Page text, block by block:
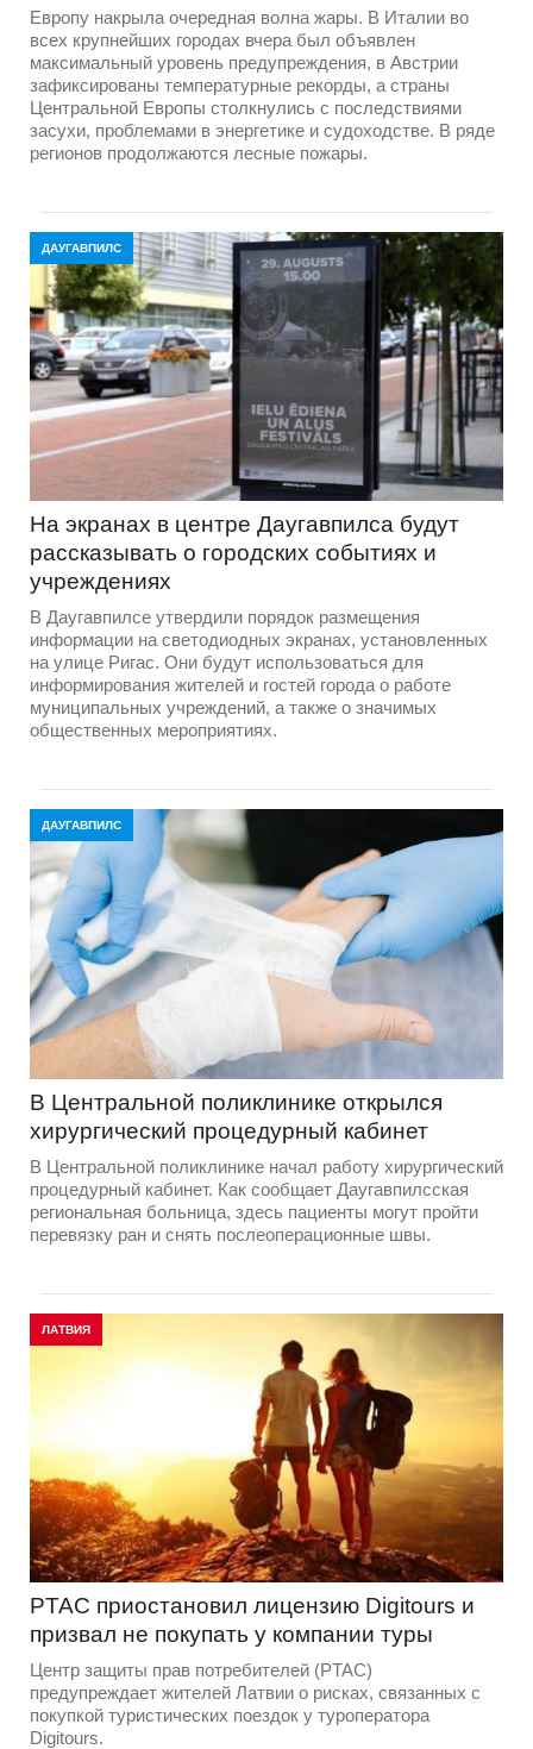
Европу накрыла очередная волна жары. В Италии во
всех крупнейших городах вчера был объявлен
максимальный уровень предупреждения, в Австрии
зафиксированы температурные рекорды, а страны
Центральной Европы столкнулись с последствиями
засухи, проблемами в энергетике и судоходстве. В ряде
регионов продолжаются лесные пожары.
ДАУГАВПИЛС
На экранах в центре Даугавпилса будут
рассказывать о городских событиях и
учреждениях
В Даугавпилсе утвердили порядок размещения
информации на светодиодных экранах, установленных
на улице Ригас. Они будут использоваться для
информирования жителей и гостей города о работе
муниципальных учреждений, а также о значимых
общественных мероприятиях.
ДАУГАВПИЛС
В Центральной поликлинике открылся
хирургический процедурный кабинет
В Центральной поликлинике начал работу хирургический
процедурный кабинет. Как сообщает Даугавпилсская
региональная больница, здесь пациенты могут пройти
перевязку ран и снять послеоперационные швы.
ЛАТВИЯ
PTAC приостановил лицензию Digitours и
призвал не покупать у компании туры
Центр защиты прав потребителей (PTAC)
предупреждает жителей Латвии о рисках, связанных с
покупкой туристических поездок у туроператора
Digitours.